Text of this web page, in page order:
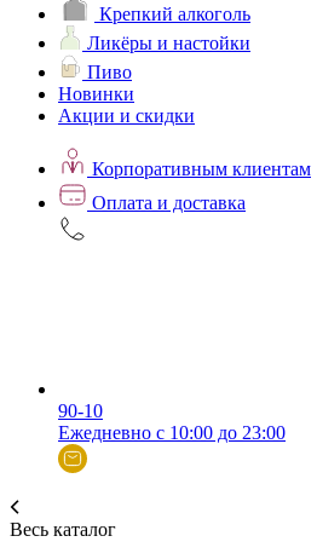
Крепкий алкоголь
Ликёры и настойки
Пиво
Новинки
Акции и скидки
Корпоративным клиентам
Оплата и доставка
90-10
Ежедневно с 10:00 до 23:00
Весь каталог